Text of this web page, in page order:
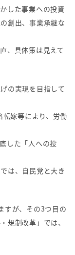
した事業への投資
創出、事業承継な
、具体策は見えて
の実現を目指して
嫁等により、労働
した「人への投
は、自民党と大き
すが、その3つ目の
規制改革」では、